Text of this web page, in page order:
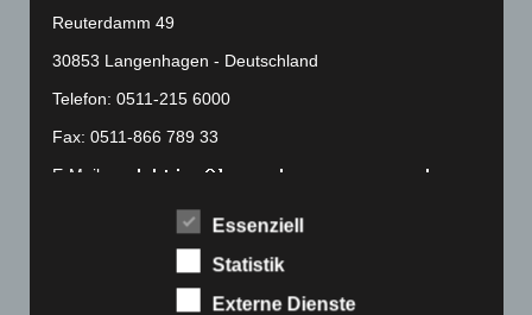
Januar 2022(190)
Dezember 2021(204)
November 2021(215)
Oktober 2021(171)
September 2021 (180)
Reuterdamm 49
30853 Langenhagen - Deutschland
Telefon: 0511-215 6000
Fax: 0511-866 789 33
E-Mail:
Die Internetseiten verwenden Cookies. Cookies sind
Textdateien, welche über einen Internetbrowser auf
Essenziell
Statistik
Externe Dienste